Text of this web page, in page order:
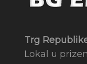
Trg
Lokal u